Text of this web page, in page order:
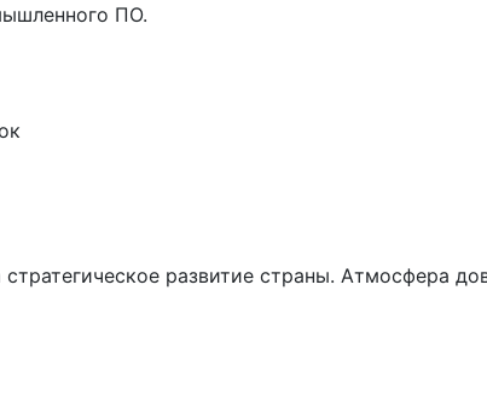
ПО.
развитие страны. Атмосфера